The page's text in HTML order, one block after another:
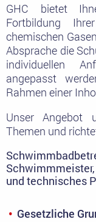
GHC bietet
Fortbildung
chemischen
Absprache die
individuellen
angepasst
Rahmen einer
Unser Angebot
Themen und
und technisches
Gesetzliche